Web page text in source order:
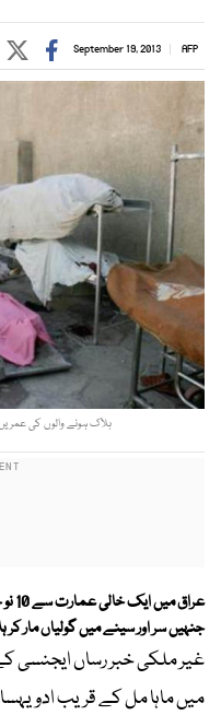
AFP
September 19, 2013
ہلاک ہونے والوں کی عمریں 17 سے 25 سال کے درمیان ۔ فوٹو؛
جنہیں سر اور سینے میں گولیاں مار کر
غیر ملکی خبر رساں